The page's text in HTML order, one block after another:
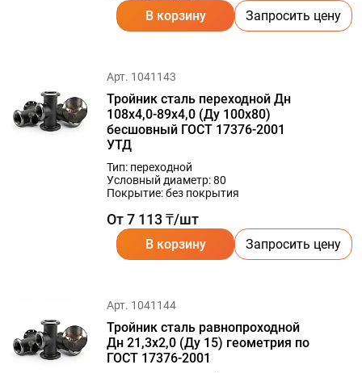
В корзину Запросить цену
Арт. 1041143
Тройник сталь переходной Дн
108х4,0-89х4,0 (Ду 100х80)
бесшовный ГОСТ 17376-2001
УТД
Тип: переходной
Условный диаметр: 80
Покрытие: без покрытия
От 7 113 ₸/шт
В корзину Запросить цену
Арт. 1041144
Тройник сталь равнопроходной
Дн 21,3х2,0 (Ду 15) геометрия по
ГОСТ 17376-2001